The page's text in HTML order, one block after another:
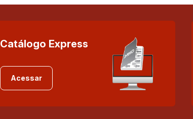
Catálogo Express
Acessar